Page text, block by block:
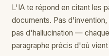
L'IA te répond en citant les
documents. Pas
pas d'hallucination —
paragraphe précis d'où